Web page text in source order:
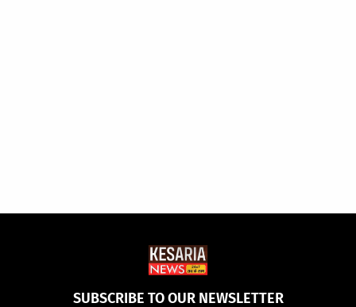
SUBSCRIBE TO OUR NEWSLETTER